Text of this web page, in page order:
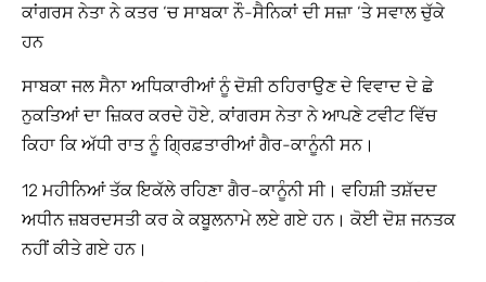
ਕਾਂਗਰਸ ਨੇਤਾ ਨੇ ਕਤਰ ‘ਚ ਸਾਬਕਾ ਨੌ-ਸੈਨਿਕਾਂ ਦੀ ਸਜ਼ਾ ‘ਤੇ ਸਵਾਲ ਚੁੱਕੇ
ਹਨ
ਸਾਬਕਾ ਜਲ ਸੈਨਾ ਅਧਿਕਾਰੀਆਂ ਨੂੰ ਦੋਸ਼ੀ ਠਹਿਰਾਉਣ ਦੇ ਵਿਵਾਦ ਦੇ ਛੇ
ਨੁਕਤਿਆਂ ਦਾ ਜ਼ਿਕਰ ਕਰਦੇ ਹੋਏ, ਕਾਂਗਰਸ ਨੇਤਾ ਨੇ ਆਪਣੇ ਟਵੀਟ ਵਿੱਚ
ਕਿਹਾ ਕਿ ਅੱਧੀ ਰਾਤ ਨੂੰ ਗ੍ਰਿਫ਼ਤਾਰੀਆਂ ਗੈਰ-ਕਾਨੂੰਨੀ ਸਨ।
12 ਮਹੀਨਿਆਂ ਤੱਕ ਇਕੱਲੇ ਰਹਿਣਾ ਗੈਰ-ਕਾਨੂੰਨੀ ਸੀ। ਵਹਿਸ਼ੀ ਤਸ਼ੱਦਦ
ਅਧੀਨ ਜ਼ਬਰਦਸਤੀ ਕਰ ਕੇ ਕਬੂਲਨਾਮੇ ਲਏ ਗਏ ਹਨ। ਕੋਈ ਦੋਸ਼ ਜਨਤਕ
ਨਹੀਂ ਕੀਤੇ ਗਏ ਹਨ।